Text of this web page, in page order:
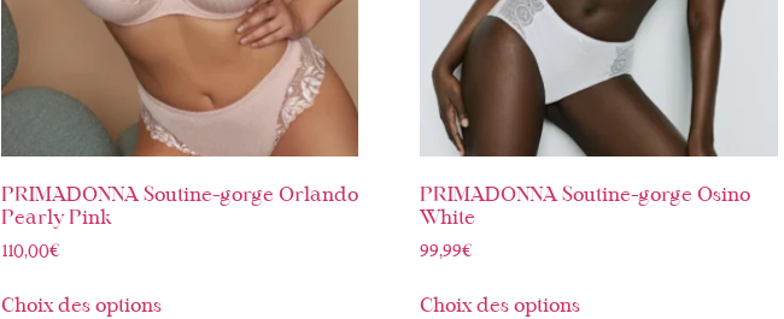
PRIMADONNA Soutine-gorge Orlando
Pearly Pink
110,00€
Choix des options
PRIMADONNA Soutine-gorge Osino
White
99,99€
Choix des options